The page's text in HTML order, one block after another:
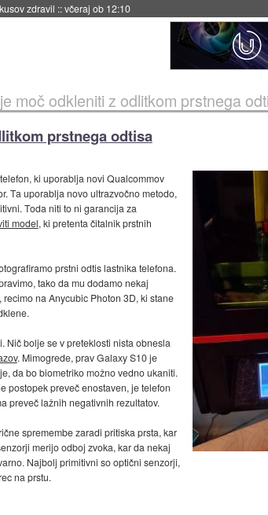
zdravil ::včeraj ob 12:10
moč odkleniti z odlitkom prstnega
prstnega odtisa
ki uporablja novi Qualcommov
Ta uporablja novo ultrazvočno metodo,
Toda niti to ni garancija za
model, ki pretenta čitalnik prstnih
prstni odtis lastnika telefona.
tako da mu dodamo nekaj
na Anycubic Photon 3D, ki stane
Nič bolje se v preteklosti nista obnesla
. Mimogrede, prav Galaxy S10 je
da bo biometriko možno vedno ukaniti.
postopek preveč enostaven, je telefon
preveč lažnih negativnih rezultatov.
spremembe zaradi pritiska prsta, kar
merijo odboj zvoka, kar da nekaj
Najbolj primitivni so optični senzorji,
na prstu.